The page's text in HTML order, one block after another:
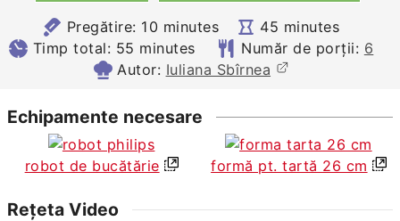
Pregătire: 10minutes
minutes 45 minutes
minutes
Timp total: 55 minutes
minutes Număr de porții: 6
Autor: Iuliana Sbîrnea
Echipamente necesare
robot de bucătărie formă pt. tartă 26 cm
Rețeta Video